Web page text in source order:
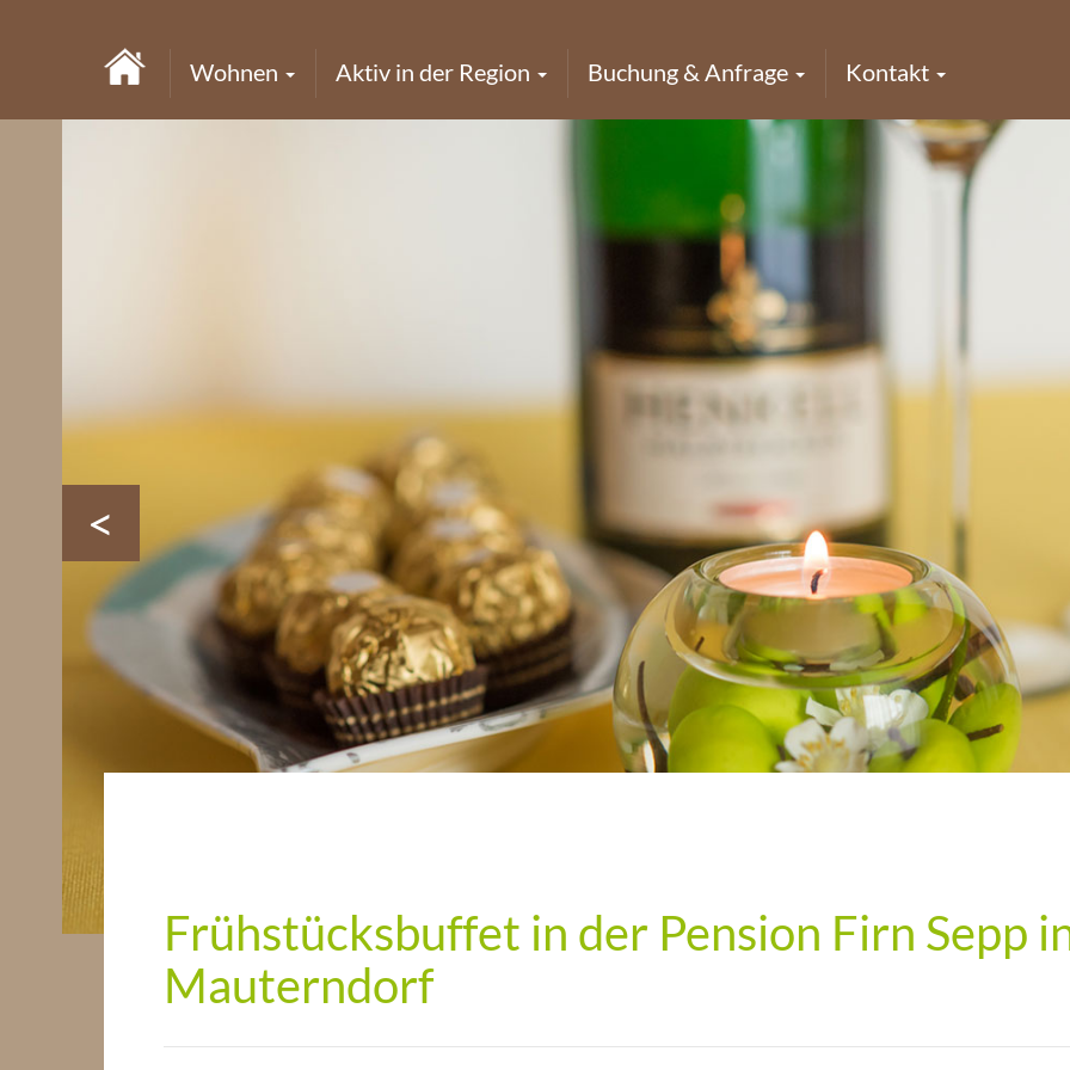
Wohnen Aktiv in der Region Buchung & Anfrage Kontakt
<
Frühstücksbuffet in der Pension Firn Sepp
Mauterndorf